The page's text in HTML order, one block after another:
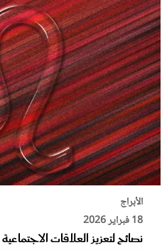
الأبراج
18 فبراير 2026
نصائح لتعزيز العلاقات